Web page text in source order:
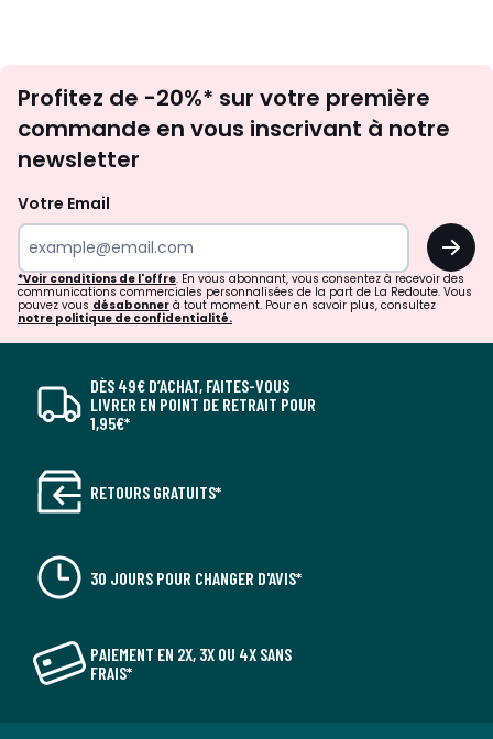
newsletter
Profitez de -20%* sur votre première
commande en vous inscrivant à notre
newsletter
Votre Email
OK
*Voir conditions de l'offre. En vous abonnant, vous consentez à recevoir des
communications commerciales personnalisées de la part de La Redoute. Vous
pouvez vous désabonner à tout moment. Pour en savoir plus, consultez
notre politique de confidentialité.
DÈS 49€ D’ACHAT, FAITES-VOUS
LIVRER EN POINT DE RETRAIT POUR
1,95€*
RETOURS GRATUITS*
30 JOURS POUR CHANGER D'AVIS*
PAIEMENT EN 2X, 3X OU 4X SANS
FRAIS*